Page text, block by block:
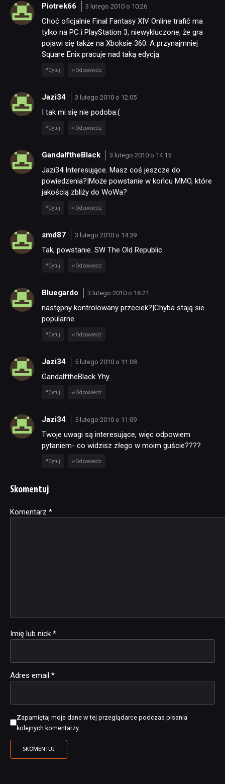
Piotrek66 3 lutego 2010 o 10:26
Choć oficjalnie Final Fantasy XIV Online trafić ma
tylko na PC i PlayStation 3, niewykluczone, że gra
pojawi się także na Xboksie 360. A przynajmniej
Square Enix pracuje nad taką edycją.
Cytuj Odpowiedz
Jazi34 3 lutego 2010 o 12:05
I tak mi się nie podoba:(
Cytuj Odpowiedz
GandalftheBlack 3 lutego 2010 o 14:15
Jazi34 Interesujące. Masz coś jeszcze do
powiedzenia?|Może powstanie w końcu MMO, które
jakością zbliży do WoWa?
Cytuj Odpowiedz
smd87 3 lutego 2010 o 14:39
Tak, powstanie. SW The Old Republic
Cytuj Odpowiedz
Bluegardo 3 lutego 2010 o 16:21
następny kontrolowany przeciek?|Chyba stają sie
popularne
Cytuj Odpowiedz
Jazi34 5 lutego 2010 o 11:08
GandalftheBlack Yhy…
Cytuj Odpowiedz
Jazi34 5 lutego 2010 o 11:09
Twoje uwagi są interesujące, więc odpowiem
pytaniem- co widzisz złego w moim guście????
Cytuj Odpowiedz
Skomentuj
Komentarz *
Imię lub nick *
Adres email *
Zapamiętaj moje dane w tej przeglądarce podczas pisania
kolejnych komentarzy.
Alternative: